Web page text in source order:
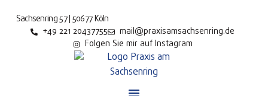
Sachsenring 57 | 50677 Köln
+49 221 20437755
mail@praxisamsachsenring.de
Folgen Sie mir auf Instagram